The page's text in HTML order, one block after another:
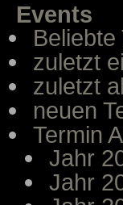
Events
Beliebte
zuletzt
zuletzt
neuen
Termin
Jahr
Jahr